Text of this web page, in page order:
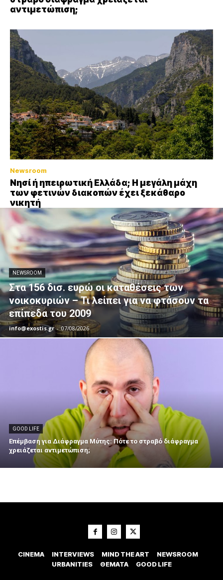
αντιμετώπιση;
Newsroom
Νησί ή ηπειρωτική Ελλάδα; Η μεγάλη μάχη
των φετινών διακοπών έχει ξεκάθαρο
νικητή
NEWSROOM
Στα 156 δισ. ευρώ οι καταθέσεις των
νοικοκυριών – Τι λείπει για να φτάσουν τα
επίπεδα του 2009
info@exostis.gr - 07/08/2026
GOOD LIFE
Επέμβαση για Διάφραγμα Μύτης: Πότε το στραβό διάφραγμα
χρειάζεται αντιμετώπιση;
CINEMA INTERVIEWS MIND THE ART
NEWSROOM
URBANITIES
ΘΕΜΑΤΑ GOOD LIFE